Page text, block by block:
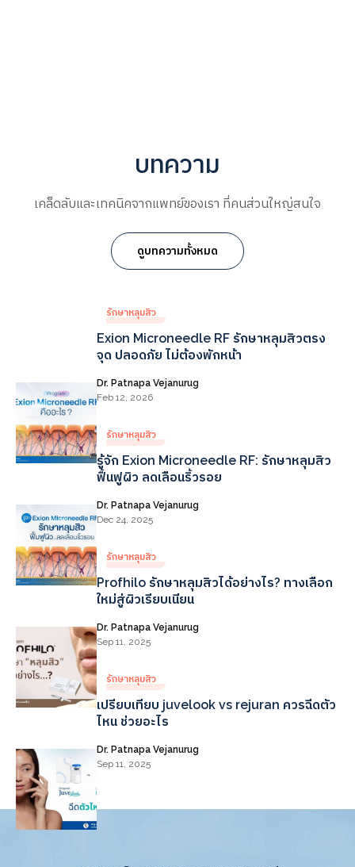
บทความ
เคล็ดลับและเทคนิคจากแพทย์ของเรา ที่คนส่วนใหญ่สนใจ
ดูบทความทั้งหมด
รักษาหลุมสิว
Exion Microneedle RF รักษาหลุมสิวตรง
จุด ปลอดภัย ไม่ต้องพักหน้า
Dr. Patnapa Vejanurug
Feb 12, 2026
รักษาหลุมสิว
รู้จัก Exion Microneedle RF: รักษาหลุมสิว
ฟื้นฟูผิว ลดเลือนริ้วรอย
Dr. Patnapa Vejanurug
Dec 24, 2025
รักษาหลุมสิว
Profhilo รักษาหลุมสิวได้อย่างไร? ทางเลือก
ใหม่สู่ผิวเรียบเนียน
Dr. Patnapa Vejanurug
Sep 11, 2025
รักษาหลุมสิว
เปรียบเทียบ juvelook vs rejuran ควรฉีดตัว
ไหน ช่วยอะไร
Dr. Patnapa Vejanurug
Sep 11, 2025